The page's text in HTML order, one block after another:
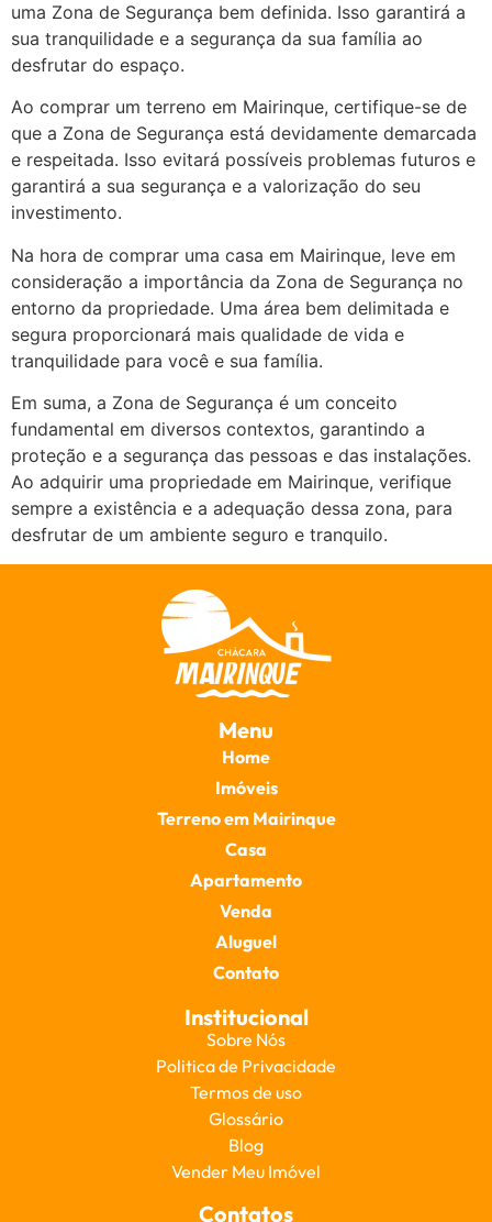
uma Zona de Segurança bem definida. Isso garantirá a
sua tranquilidade e a segurança da sua família ao
desfrutar do espaço.
Ao comprar um terreno em Mairinque, certifique-se de
que a Zona de Segurança está devidamente demarcada
e respeitada. Isso evitará possíveis problemas futuros e
garantirá a sua segurança e a valorização do seu
investimento.
Na hora de comprar uma casa em Mairinque, leve em
consideração a importância da Zona de Segurança no
entorno da propriedade. Uma área bem delimitada e
segura proporcionará mais qualidade de vida e
tranquilidade para você e sua família.
Em suma, a Zona de Segurança é um conceito
fundamental em diversos contextos, garantindo a
proteção e a segurança das pessoas e das instalações.
Ao adquirir uma propriedade em Mairinque, verifique
sempre a existência e a adequação dessa zona, para
desfrutar de um ambiente seguro e tranquilo.
Menu
Home
Imóveis
Terreno em Mairinque
Casa
Apartamento
Venda
Aluguel
Contato
Institucional
Sobre Nós
Politica de Privacidade
Termos de uso
Glossário
Blog
Vender Meu Imóvel
Contatos